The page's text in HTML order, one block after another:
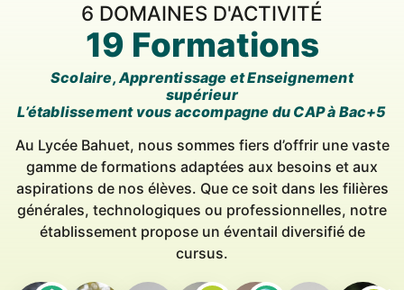
6 DOMAINES D'ACTIVITÉ
19 Formations
Scolaire, Apprentissage et Enseignement
supérieur
L’établissement vous accompagne du CAP à Bac+5
Au Lycée Bahuet, nous sommes fiers d’offrir une vaste
gamme de formations adaptées aux besoins et aux
aspirations de nos élèves. Que ce soit dans les filières
générales, technologiques ou professionnelles, notre
établissement propose un éventail diversifié de
cursus.